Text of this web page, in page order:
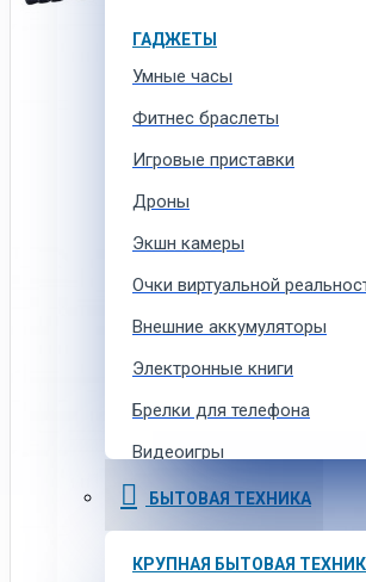
ГАДЖЕТЫ
Умные часы
Фитнес браслеты
Игровые приставки
Дроны
Экшн камеры
Очки виртуальной
Внешние аккумуляторы
Электронные книги
Брелки для телефона
Видеоигры
Ремешки для умных часов
Аксессуары для экшн-
БЫТОВАЯ ТЕХНИКА
КРУПНАЯ БЫТОВАЯ